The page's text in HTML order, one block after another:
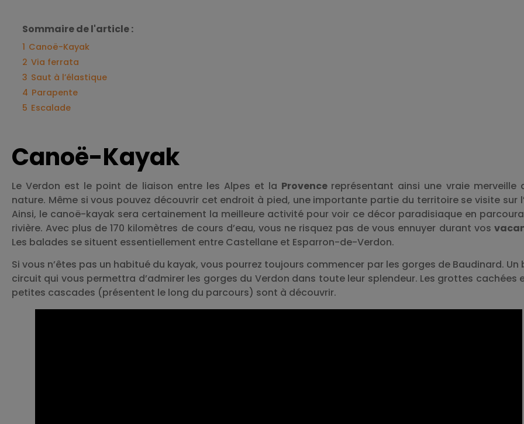
Sommaire de l'article :
1 Canoë-Kayak
2 Via ferrata
3 Saut à l’élastique
4 Parapente
5 Escalade
Canoë-Kayak
Le Verdon est le point de liaison entre les Alpes et la Provence représentant ainsi une vraie merveille
nature. Même si vous pouvez découvrir cet endroit à pied, une importante partie du territoire se visite sur
Ainsi, le canoë-kayak sera certainement la meilleure activité pour voir ce décor paradisiaque en
rivière. Avec plus de 170 kilomètres de cours d’eau, vous ne risquez pas de vous ennuyer durant vos
Les balades se situent essentiellement entre Castellane et Esparron-de-Verdon.
Si vous n’êtes pas un habitué du kayak, vous pourrez toujours commencer par les gorges de Baudinard. Un
circuit qui vous permettra d’admirer les gorges du Verdon dans toute leur splendeur. Les grottes cachées
petites cascades (présentent le long du parcours) sont à découvrir.